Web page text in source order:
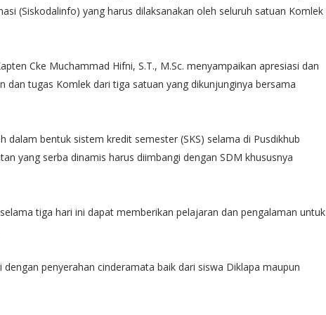
(Siskodalinfo) yang harus dilaksanakan oleh seluruh satuan Komlek
Cke Muchammad Hifni, S.T., M.Sc. menyampaikan apresiasi dan
tugas Komlek dari tiga satuan yang dikunjunginya bersama
dalam bentuk sistem kredit semester (SKS) selama di Pusdikhub
yang serba dinamis harus diimbangi dengan SDM khususnya
tiga hari ini dapat memberikan pelajaran dan pengalaman untuk
penyerahan cinderamata baik dari siswa Diklapa maupun